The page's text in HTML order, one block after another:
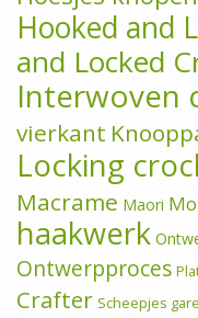
Hooked and
and Locked
Interwoven
vierkant
Locking
Macrame Maori
haakwerk
Ontwerpproces
Crafter Scheepjes